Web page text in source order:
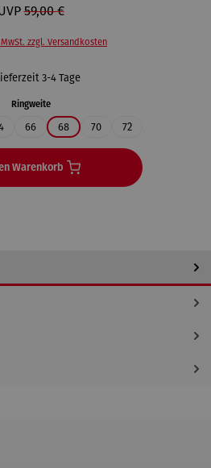
59,00 €
zzgl. Versandkosten
3-4 Tage
Ringweiteauswählen
66 68 70 72
Warenkorb